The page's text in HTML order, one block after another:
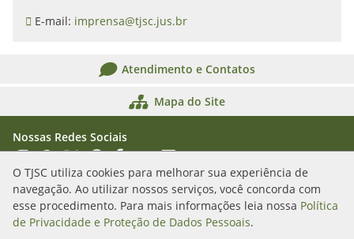
O TJSC utiliza cookies para melhorar sua experiência de
navegação. Ao utilizar nossos serviços, você concorda com
esse procedimento. Para mais informações leia nossa Política
de Privacidade e Proteção de Dados Pessoais.
E-mail: imprensa@tjsc.jus.br
Atendimento e Contatos
Mapa do Site
Nossas Redes Sociais
Acessar Instagram
Acessar WhatsApp
Acessar XAcessar Threads
Acessar Facebook
Acessar YouTube
Acessar Flickr
Acessar SoundCloud
Rua Álvaro Millen da Silveira, n. 208
Florianópolis/SC - CEP: 88020-901